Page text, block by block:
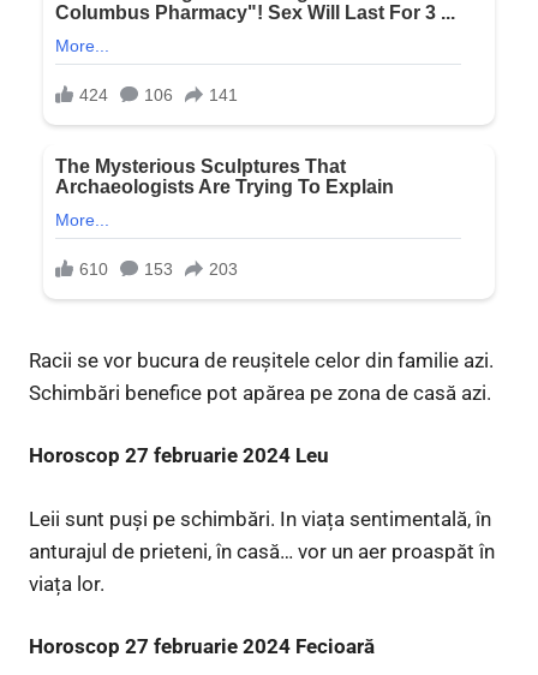
Racii se vor bucura de reușitele celor din familie azi.
Schimbări benefice pot apărea pe zona de casă azi.
Horoscop 27 februarie 2024 Leu
Leii sunt puși pe schimbări. In viața sentimentală, în
anturajul de prieteni, în casă… vor un aer proaspăt în
viața lor.
Horoscop 27 februarie 2024 Fecioară